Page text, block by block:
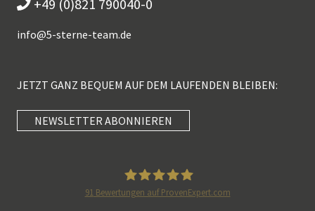
+49 (0)821 790040-0
info@5-sterne-team.de
JETZT GANZ BEQUEM AUF DEM LAUFENDEN BLEIBEN:
NEWSLETTER ABONNIEREN
91 Bewertungen auf ProvenExpert.com
SEHR GUT